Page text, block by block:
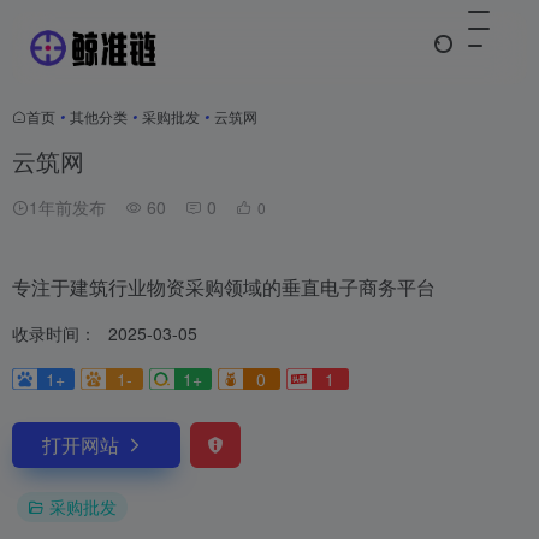
首页 • 其他分类 • 采购批发 • 云筑网
云筑网
1年前发布 60 0 0
专注于建筑行业物资采购领域的垂直电子商务平台
收录时间：
2025-03-05
1+
1- 1+ 0 1
打开网站
采购批发